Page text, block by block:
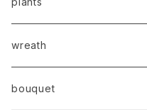
wreath
bouquet